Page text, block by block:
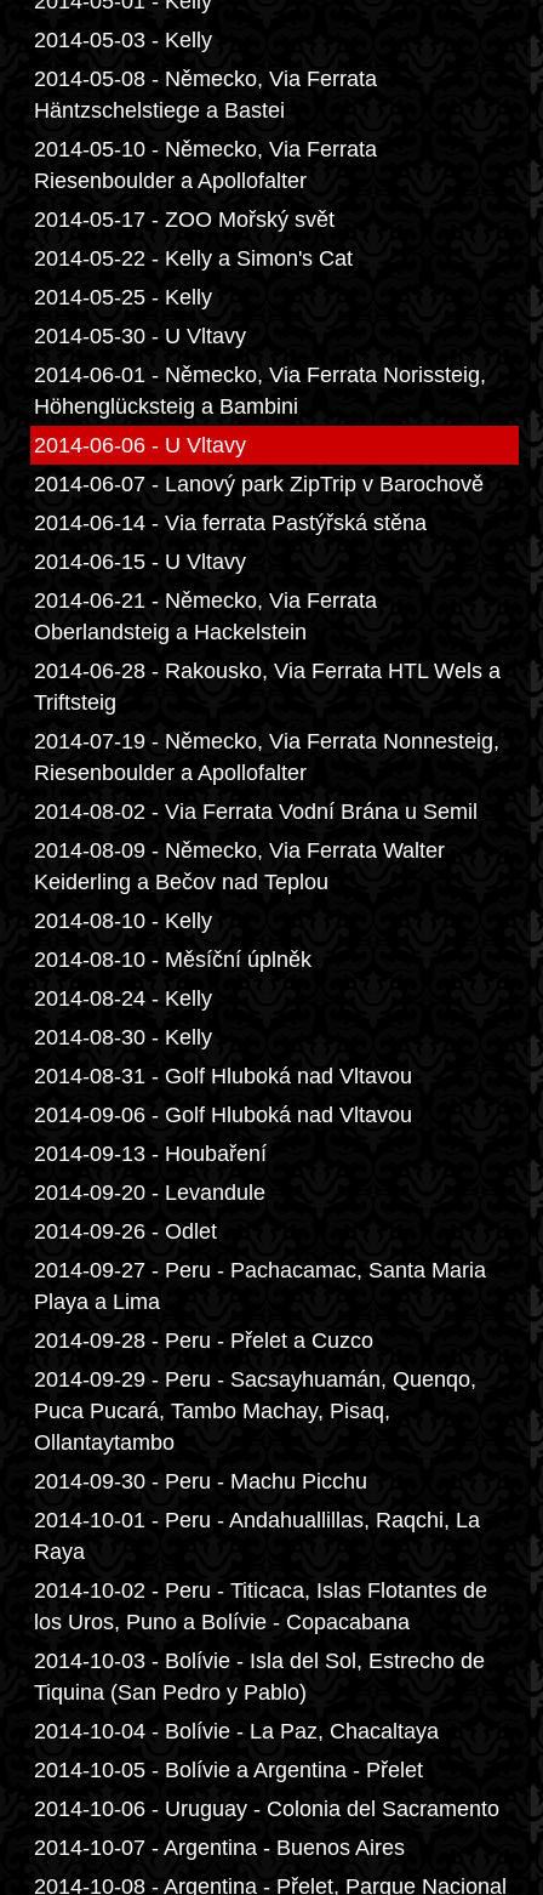
2014-05-03 - Kelly
2014-05-08 - Německo, Via Ferrata
Häntzschelstiege a Bastei
2014-05-10 - Německo, Via Ferrata
Riesenboulder a Apollofalter
2014-05-17 - ZOO Mořský svět
2014-05-22 - Kelly a Simon's Cat
2014-05-25 - Kelly
2014-05-30 - U Vltavy
2014-06-01 - Německo, Via Ferrata Norissteig,
Höhenglücksteig a Bambini
2014-06-06 - U Vltavy
2014-06-07 - Lanový park ZipTrip v Barochově
2014-06-14 - Via ferrata Pastýřská stěna
2014-06-15 - U Vltavy
2014-06-21 - Německo, Via Ferrata
Oberlandsteig a Hackelstein
2014-06-28 - Rakousko, Via Ferrata HTL Wels a
Triftsteig
2014-07-19 - Německo, Via Ferrata Nonnesteig,
Riesenboulder a Apollofalter
2014-08-02 - Via Ferrata Vodní Brána u Semil
2014-08-09 - Německo, Via Ferrata Walter
Keiderling a Bečov nad Teplou
2014-08-10 - Kelly
2014-08-10 - Měsíční úplněk
2014-08-24 - Kelly
2014-08-30 - Kelly
2014-08-31 - Golf Hluboká nad Vltavou
2014-09-06 - Golf Hluboká nad Vltavou
2014-09-13 - Houbaření
2014-09-20 - Levandule
2014-09-26 - Odlet
2014-09-27 - Peru - Pachacamac, Santa Maria
Playa a Lima
2014-09-28 - Peru - Přelet a Cuzco
2014-09-29 - Peru - Sacsayhuamán, Quenqo,
Puca Pucará, Tambo Machay, Pisaq,
Ollantaytambo
2014-09-30 - Peru - Machu Picchu
2014-10-01 - Peru - Andahuallillas, Raqchi, La
Raya
2014-10-02 - Peru - Titicaca, Islas Flotantes de
los Uros, Puno a Bolívie - Copacabana
2014-10-03 - Bolívie - Isla del Sol, Estrecho de
Tiquina (San Pedro y Pablo)
2014-10-04 - Bolívie - La Paz, Chacaltaya
2014-10-05 - Bolívie a Argentina - Přelet
2014-10-06 - Uruguay - Colonia del Sacramento
2014-10-07 - Argentina - Buenos Aires
2014-10-08 - Argentina - Přelet, Parque Nacional